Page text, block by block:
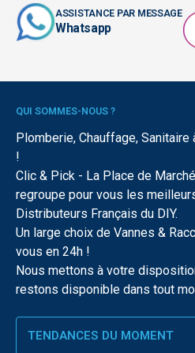
ASSISTANCE PAR MESSAGE
Whatsapp
QUI SOMMES-NOUS ?
Plomberie, Chauffage,
!
Clic & Pick - La Place de
regroupe pour vous les
Distributeurs Français du DIY.
Un large choix de Vannes &
vous en 24h !
Nous mettons à votre
restons disponible dans tout
TENDANCES DU MOMENT